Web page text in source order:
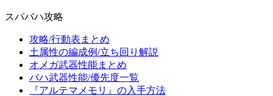
スパバハ攻略
攻略/行動表まとめ
土属性の編成例/立ち回り解説
オメガ武器性能まとめ
バハ武器性能/優先度一覧
『アルテマメモリ』の入手方法